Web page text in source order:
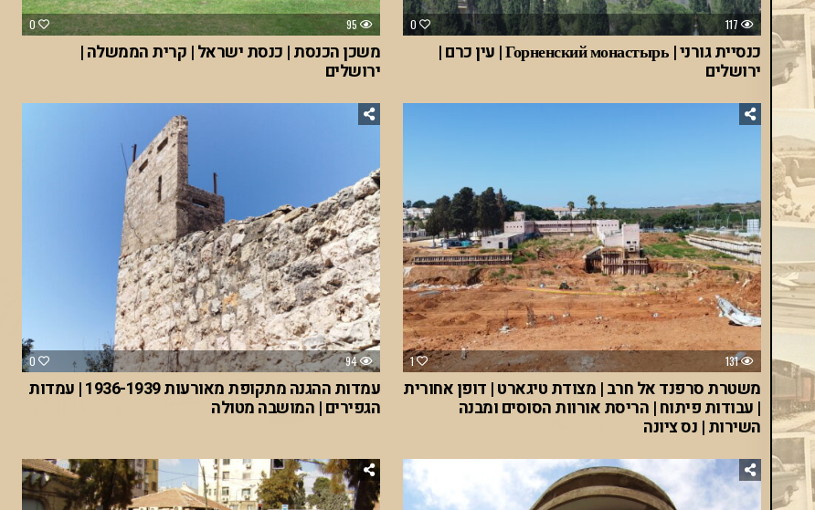
0 95
משכן הכנסת | כנסת ישראל | קרית הממשלה |
ירושלים
0 117
כנסיית גורני | Горненский монастырь | עין כרם |
ירושלים
0 94
עמדות ההגנה מתקופת מאורעות 1936-1939 | עמדות
הגפירים | המושבה מטולה
1 131
משטרת סרפנד אל חרב | מצודת טיגארט | דופן אחורית
| עבודות פיתוח | הריסת אורוות הסוסים ומבנה
השירות | נס ציונה